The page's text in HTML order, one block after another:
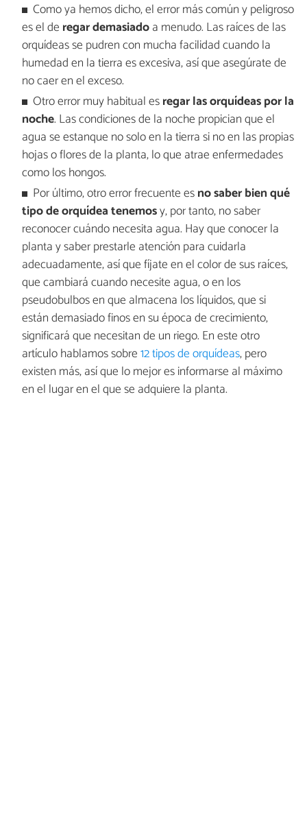
Como ya hemos dicho, el error más común y peligroso
es el de regar demasiadoa menudo. Las raíces de las
orquídeas se pudren con mucha facilidad cuando la
humedad en la tierra es excesiva, así que asegúrate de
no caer en el exceso.
Otro error muy habitual esregar las orquídeas por la
noche. Las condiciones de la noche propician que el
agua se estanque no solo en la tierra si no en las propias
hojas o flores de la planta, lo que atrae enfermedades
como los hongos.
Por último, otro error frecuente esno saber bien qué
tipo de orquídea tenemosy, por tanto, no saber
reconocer cuándo necesita agua. Hay que conocer la
planta y saber prestarle atención para cuidarla
adecuadamente, así que fíjate en el color de sus raíces,
que cambiará cuando necesite agua, o en los
pseudobulbos en que almacena los líquidos, que si
están demasiado finos en su época de crecimiento,
significará que necesitan de un riego. En este otro
artículo hablamos sobre12 tipos de orquídeas, pero
existen más, así que lo mejor es informarse al máximo
en el lugar en el que se adquiere la planta.